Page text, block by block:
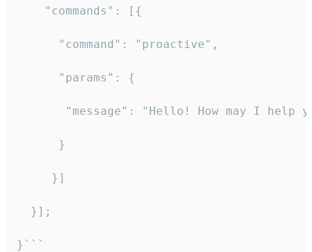
    "commands": [{
      "command": "proactive",
      "params": {
"message": "Hello! How may I help
      }
     }]
  }];
}```